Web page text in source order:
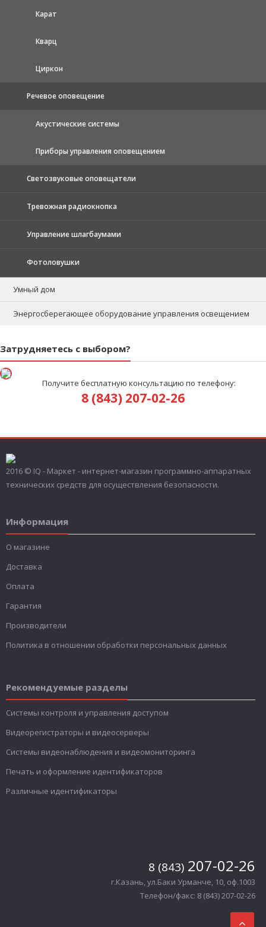
Карат
Кварц
Циркон
Речевое оповещение
Акустические системы
Приборы управления оповещением
Светозвуковые оповещатели
Тревожная радиокнопка
Управление шлагбаумами
Фотоловушки
Умный дом
Энергосберегающее оборудование управления освещением
Затрудняетесь с выбором?
Получите бесплатную консультацию по телефону:
8 (843) 207-02-26
2016 © IQ - Маркет - интернет-магазин программно-аппаратных
технических средств для осуществления безопасности.
Информация
О магазине
Доставка
Оплата
Гарантия
Производители
Политика в отношении обработки персональных данных
Рекомендуемые разделы
Системы контроля и управления доступом
Видеорегистраторы и видеосерверы
Системы видеонаблюдения и видеомониторинга
Печать и оформление идентификаторов
Различные идентификаторы
8 (843) 207-02-26
г.Казань, ул.Баки Урманче, 10, оф.1003
Телефон/факс: 8 (843) 207-02-26